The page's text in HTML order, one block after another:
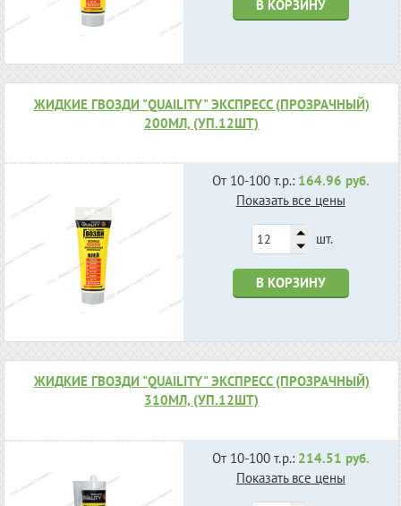
В КОРЗИНУ
ЖИДКИЕ ГВОЗДИ "QUAILITY" ЭКСПРЕСС (ПРОЗРАЧНЫЙ)
200МЛ, (УП.12ШТ)
От 10-100 т.р.: 164.96 руб.
Показать все цены
шт.
В КОРЗИНУ
ЖИДКИЕ ГВОЗДИ "QUAILITY" ЭКСПРЕСС (ПРОЗРАЧНЫЙ)
310МЛ, (УП.12ШТ)
От 10-100 т.р.: 214.51 руб.
Показать все цены